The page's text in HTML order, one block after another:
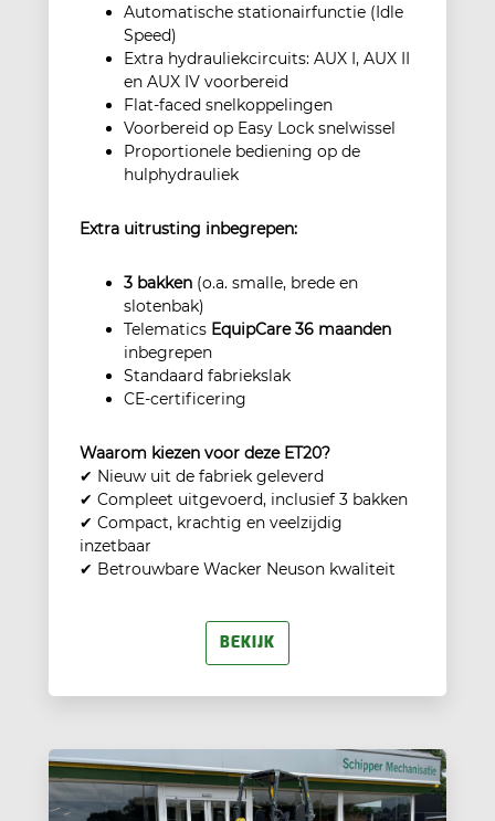
Automatische stationairfunctie (Idle
Speed)
Extra hydrauliekcircuits: AUX I, AUX II
en AUX IV voorbereid
Flat-faced snelkoppelingen
Voorbereid op Easy Lock snelwissel
Proportionele bediening op de
hulphydrauliek
Extra uitrusting inbegrepen:
3 bakken (o.a. smalle, brede en
slotenbak)
Telematics EquipCare 36 maanden
inbegrepen
Standaard fabriekslak
CE-certificering
Waarom kiezen voor deze ET20?
✔ Nieuw uit de fabriek geleverd
✔ Compleet uitgevoerd, inclusief 3 bakken
✔ Compact, krachtig en veelzijdig
inzetbaar
✔ Betrouwbare Wacker Neuson kwaliteit
BEKIJK